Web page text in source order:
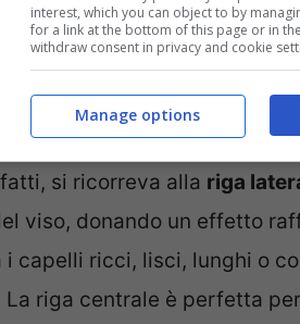
tornando, prepotentemente,
si ricorreva alla riga
viso, donando un effetto
capelli ricci, lisci, lunghi o
riga centrale è perfetta
interest, which you can object to by
for a link at the bottom of this page or in
withdraw consent in privacy and cookie
Manage options